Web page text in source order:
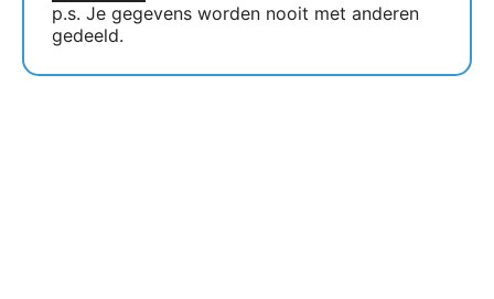
p.s. Je gegevens worden nooit met anderen
gedeeld.